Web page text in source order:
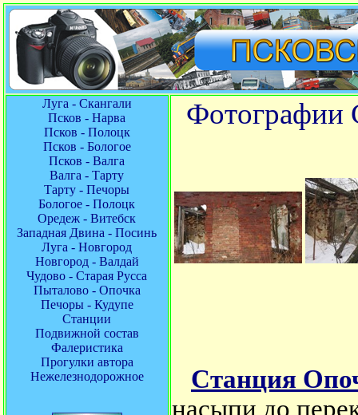
Луга - Скангали
Псков - Нарва
Псков - Полоцк
Псков - Бологое
Псков - Валга
Валга - Тарту
Тарту - Печоры
Бологое - Полоцк
Оредеж - Витебск
Западная Двина - Посинь
Луга - Новгород
Новгород - Валдай
Чудово - Старая Русса
Пыталово - Опочка
Печоры - Кудупе
Станции
Подвижной состав
Фалеристика
Прогулки автора
Нежелезнодорожное
Фотографии
Станция
насыпи до